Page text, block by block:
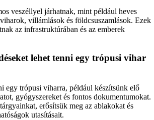
veszéllyel járhatnak, mint például heves
villámlások és földcsuszamlások. Ezek
az infrastruktúrában és az emberek
lehet tenni egy trópusi vihar
egy trópusi viharra, például készítsünk elő
gyógyszereket és fontos dokumentumokat.
erősítsük meg az ablakokat és
utasításait.